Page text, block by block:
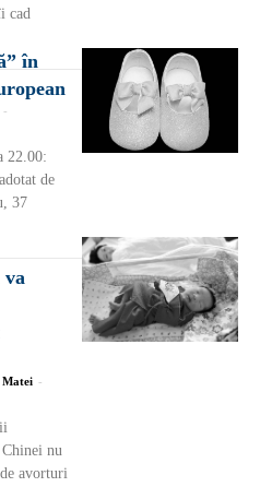
cad
în
-
22.00:
de
37
va
-
nu
avorturi